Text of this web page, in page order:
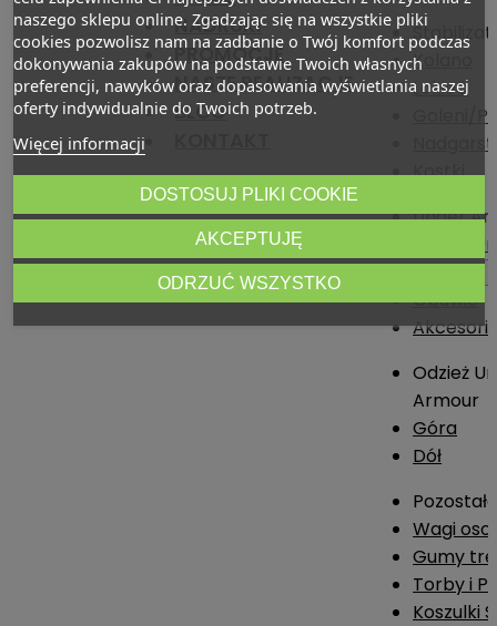
NADRUKI
PROMOCJE
NASZE REALIZACJE
BLOG

Kolano
Łokieć
Goleni/
Kostki
Under
Odzież
Armour
Obuwie
Odzież
Armour
Góra
Dół
Wagi
Gumy
Torby i
Koszulki
naszego sklepu online. Zgadzając się na wszystkie pliki
cookies pozwolisz nam na zadbanie o Twój komfort podczas
dokonywania zakupów na podstawie Twoich własnych
preferencji, nawyków oraz dopasowania wyświetlania naszej
oferty indywidualnie do Twoich potrzeb.
Więcej informacji
DOSTOSUJ PLIKI COOKIE
ODRZUĆ WSZYSTKO
AKCEPTUJĘ